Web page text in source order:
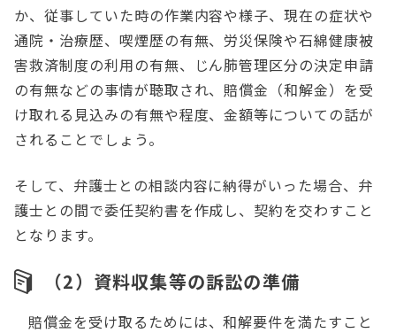
か、従事していた時の作業内容や様子、現在の症状や
通院・治療歴、喫煙歴の有無、労災保険や石綿健康被
害救済制度の利用の有無、じん肺管理区分の決定申請
の有無などの事情が聴取され、賠償金（和解金）を受
け取れる見込みの有無や程度、金額等についての話が
されることでしょう。
そして、弁護士との相談内容に納得がいった場合、弁
護士との間で委任契約書を作成し、契約を交わすこと
となります。
（2）資料収集等の訴訟の準備
賠償金を受け取るためには、和解要件を満たすこと